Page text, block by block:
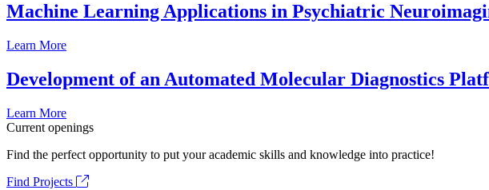
Machine Learning Applications in Psychiatric
Learn More
Development of an Automated Molecular Diagnostics
Learn More
Current openings
Find the perfect opportunity to put your academic skills and knowledge into practice!
Find Projects